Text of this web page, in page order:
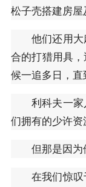
松子壳搭建房屋
他们还用
合的打猎用具
候一追多日，直
利科夫一
们拥有的少许资
但那是因为
在我们惊